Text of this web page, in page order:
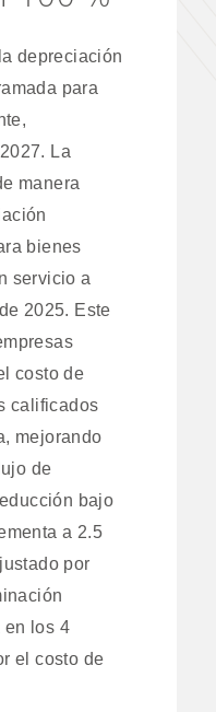
depreciación
para
La
manera
bienes
servicio a
2025. Este
costo de
calificados
mejorando
de
bajo
a 2.5
por
en los 4
el costo de